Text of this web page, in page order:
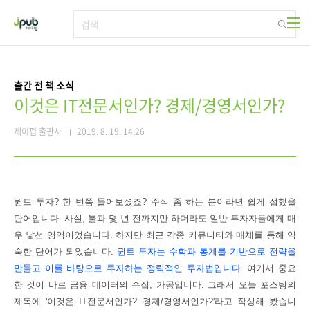
출간 전 책 소식
이것은 IT전문서인가? 경제/경영서인가?
제이펍 출판사 2019. 8. 19. 14:26
퀀트 투자? 한 번쯤 들어보셨죠? 주식 좀 하는 분이라면 쉽게 접했을
단어입니다. 사실, 불과 몇 년 전까지만 하더라도 일반 투자자들에게 매
우 낯선 영역이었습니다. 하지만 최근 각종 커뮤니티와 매체를 통해 익
숙한 단어가 되었습니다. 퀀트 투자는 수학과 통계를 기반으로 전략을
만들고 이를 바탕으로 투자하는 정략적인 투자법입니다. 여기서 중요
한 것이 바로 금융 데이터의 수집, 가공입니다. 그래서 오늘 포스팅의
제목에 '이것은 IT전문서인가? 경제/경영서인가?'라고 작성해 봤습니